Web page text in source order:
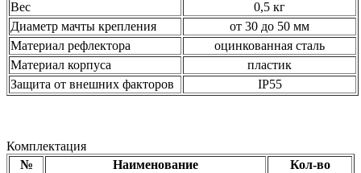
Вес
0,5 кг
Диаметр мачты крепления
от 30 до 50 мм
Материал рефлектора
оцинкованная сталь
Материал корпуса
пластик
Защита от внешних факторов
IP55
Комплектация
№
Наименование
Кол-во